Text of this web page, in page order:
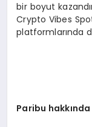
bir boyut
Crypto Vibes
platformlarında
Paribu hakkında